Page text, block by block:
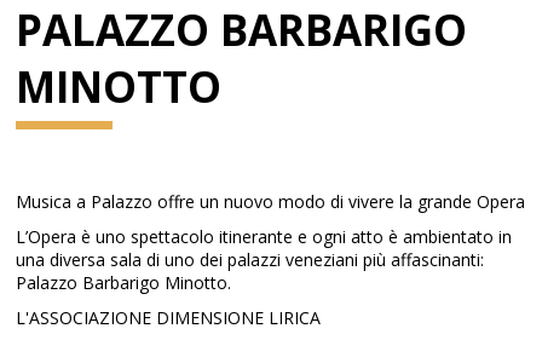
PALAZZO BARBARIGO
MINOTTO
Musica a Palazzo offre un nuovo modo di vivere la grande Opera
L’Opera è uno spettacolo itinerante e ogni atto è ambientato in
una diversa sala di uno dei palazzi veneziani più affascinanti:
Palazzo Barbarigo Minotto.
L'ASSOCIAZIONE DIMENSIONE LIRICA